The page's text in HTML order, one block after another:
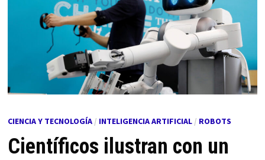
CIENCIA Y TECNOLOGÍA/ INTELIGENCIA ARTIFICIAL/ ROBOTS
Científicos ilustran con un